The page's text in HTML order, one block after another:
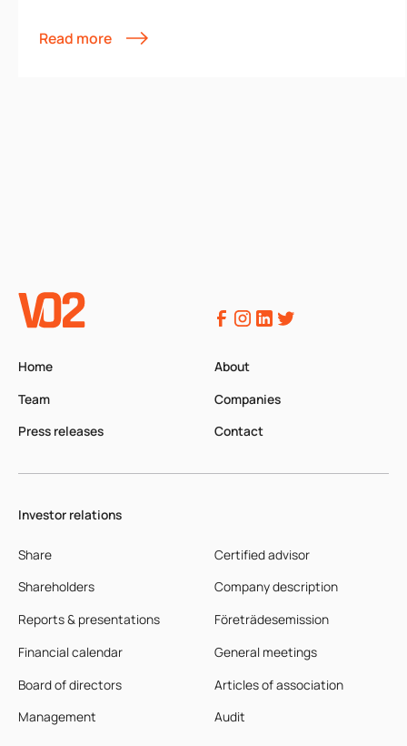
Read more
Home
About
Team
Companies
Press releases
Contact
Investor relations
Share
Board of directors
Certified advisor
Shareholders
Management
Company description
Reports & presentations
Articles of association
Företrädesemission
Financial calendar
Audit
General meetings